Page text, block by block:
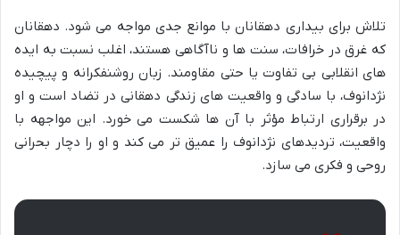
تلاش برای بیداری دهقانان با موانع جدی مواجه می شود. دهقانان
که غرق در خرافات، سنت ها و ناآگاهی هستند، اغلب نسبت به ایده
های انقلابی بی تفاوت یا حتی مقاومند. زبان روشنفکرانه و پیچیده
نژدانوف، با سادگی و واقعیت های زندگی دهقانی در تضاد است و او
در برقراری ارتباط مؤثر با آن ها شکست می خورد. این مواجهه با
واقعیت، تردیدهای نژدانوف را عمیق تر می کند و او را دچار بحرانی
روحی و فکری می سازد.